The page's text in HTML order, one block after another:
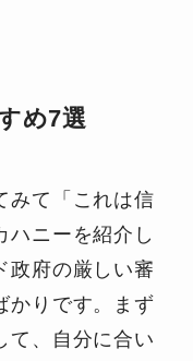
め7選
みて「これは信
ハニーを紹介し
政府の厳しい審
かりです。まず
て、自分に合い